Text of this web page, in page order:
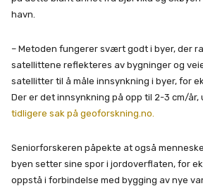
havn.
– Metoden fungerer svært godt i byer, der
satellittene reflekteres av bygninger og
satellitter til å måle innsynkning i byer, for
Der er det innsynkning på opp til 2-3 cm/år,
tidligere sak på geoforskning.no.
Seniorforskeren påpekte at også
byen setter sine spor i jordoverflaten, for
oppstå i forbindelse med bygging av nye